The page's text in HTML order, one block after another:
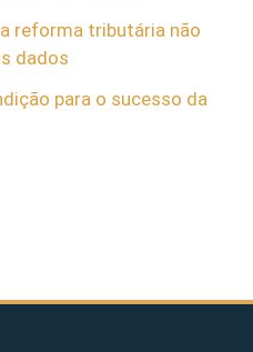
reforma tributária não
dados
para o sucesso da